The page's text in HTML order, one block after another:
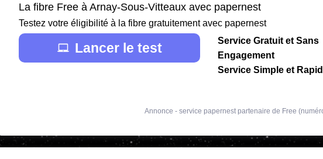
La fibre Free à Arnay-Sous-Vitteaux avec papernest
Testez votre éligibilité à la fibre gratuitement avec papernest
Lancer le test
Service Gratuit et Sans
Engagement
Service Simple et
Annonce - service papernest partenaire de Free